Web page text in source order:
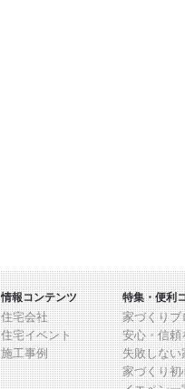
情報コンテンツ
住宅会社
住宅イベント
施工事例
特集・便利
家づくりブ
安心・信頼
失敗しない
家づくり初